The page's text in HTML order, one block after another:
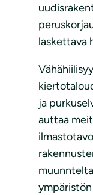
laskettava
ja
auttaa